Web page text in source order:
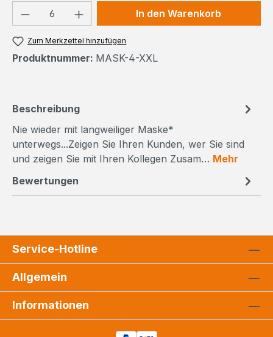
Produkt Anzahl: Gib denIn den Warenkorb
Zum Merkzettel hinzufügen
Produktnummer: MASK-4-XXL
Beschreibung
Nie wieder mit langweiliger Maske*
unterwegs...Zeigen Sie Ihren Kunden, wer Sie sind
und zeigen Sie mit Ihren Kollegen Zusam… Mehr
Bewertungen
Service-Hotline
Allgemein
Informationen